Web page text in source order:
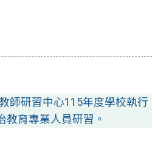
師研習中心115年度學校執行
教育專業人員研習。